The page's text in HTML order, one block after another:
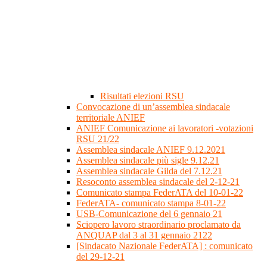
Risultati elezioni RSU
Convocazione di un’assemblea sindacale
territoriale ANIEF
ANIEF Comunicazione ai lavoratori -votazioni
RSU 21/22
Assemblea sindacale ANIEF 9.12.2021
Assemblea sindacale più sigle 9.12.21
Assemblea sindacale Gilda del 7.12.21
Resoconto assemblea sindacale del 2-12-21
Comunicato stampa FederATA del 10-01-22
FederATA- comunicato stampa 8-01-22
USB-Comunicazione del 6 gennaio 21
Sciopero lavoro straordinario proclamato da
ANQUAP dal 3 al 31 gennaio 2122
[Sindacato Nazionale FederATA] : comunicato
del 29-12-21